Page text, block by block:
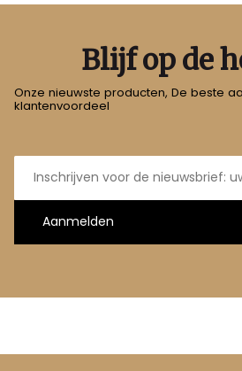
Blijf op de
Onze nieuwste producten, De beste
klantenvoordeel
E-
mailadres
Aanmelden